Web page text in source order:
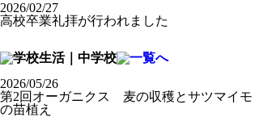
2026/02/27
高校卒業礼拝が行われました
2026/05/26
第2回オーガニクス 麦の収穫とサツマイモ
の苗植え